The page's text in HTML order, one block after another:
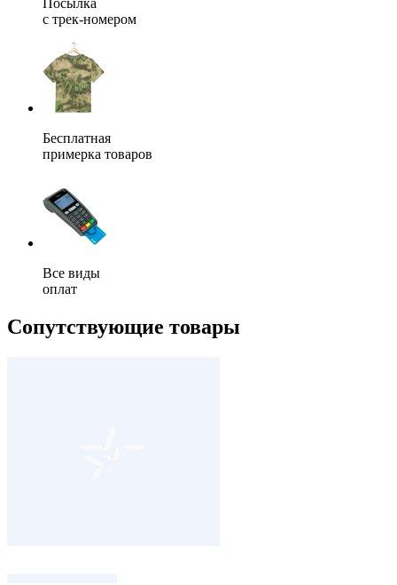
с трек-номером
Бесплатная
примерка товаров
Все виды
оплат
Сопутствующие товары